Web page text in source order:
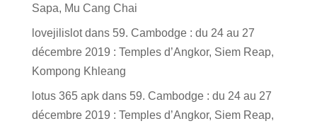
Sapa, Mu Cang Chai
lovejilislotdans 59. Cambodge : du 24 au 27
décembre 2019 : Temples d’Angkor, Siem Reap,
Kompong Khleang
lotus 365 apkdans 59. Cambodge : du 24 au 27
décembre 2019 : Temples d’Angkor, Siem Reap,